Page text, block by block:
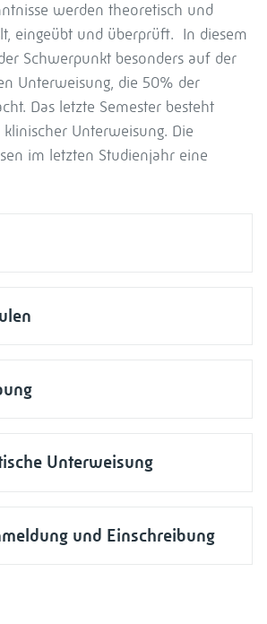
werden theoretisch und
eingeübt und überprüft. In diesem
Schwerpunkt besonders auf der
Unterweisung, die 50% der
Das letzte Semester besteht
Unterweisung. Die
im letzten Studienjahr eine
Unterweisung
und Einschreibung